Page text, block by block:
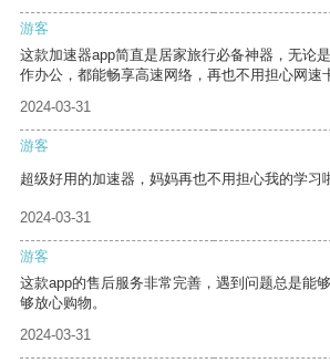
游客
这款加速器app简直是居家旅行必备神器，无论
作办公，都能畅享高速网络，再也不用担心网速
2024-03-31
游客
超级好用的加速器，妈妈再也不用担心我的学习
2024-03-31
游客
这款app的售后服务非常完善，遇到问题总是能
够放心购物。
2024-03-31